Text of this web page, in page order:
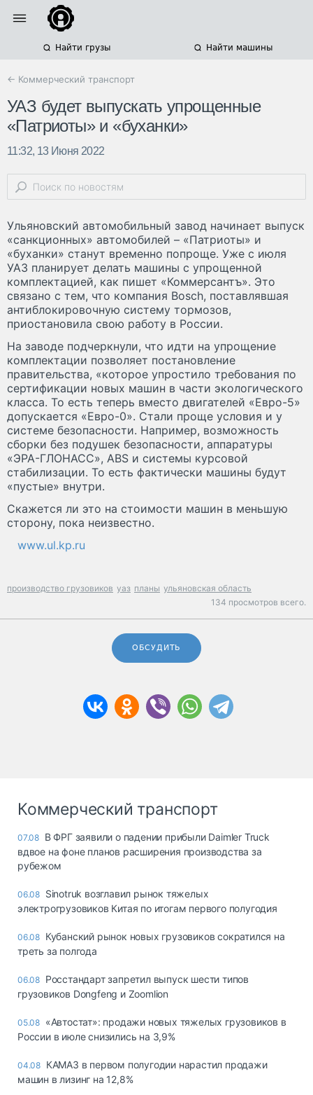
Найти грузы Найти машины
← Коммерческий транспорт
УАЗ будет выпускать упрощенные
«Патриоты» и «буханки»
11:32, 13 Июня 2022
Ульяновский автомобильный завод начинает выпуск
«санкционных» автомобилей – «Патриоты» и
«буханки» станут временно попроще. Уже с июля
УАЗ планирует делать машины с упрощенной
комплектацией, как пишет «Коммерсантъ». Это
связано с тем, что компания Bosch, поставлявшая
антиблокировочную систему тормозов,
приостановила свою работу в России.
На заводе подчеркнули, что идти на упрощение
комплектации позволяет постановление
правительства, «которое упростило требования по
сертификации новых машин в части экологического
класса. То есть теперь вместо двигателей «Евро-5»
допускается «Евро-0». Стали проще условия и у
системе безопасности. Например, возможность
сборки без подушек безопасности, аппаратуры
«ЭРА-ГЛОНАСС», ABS и системы курсовой
стабилизации. То есть фактически машины будут
«пустые» внутри.
Скажется ли это на стоимости машин в меньшую
сторону, пока неизвестно.
www.ul.kp.ru
производство грузовиков уаз планы ульяновская область
134 просмотров всего.
ОБСУДИТЬ
Коммерческий транспорт
07.08 В ФРГ заявили о падении прибыли Daimler Truck
вдвое на фоне планов расширения производства за
рубежом
06.08 Sinotruk возглавил рынок тяжелых
электрогрузовиков Китая по итогам первого полугодия
06.08 Кубанский рынок новых грузовиков сократился на
треть за полгода
06.08 Росстандарт запретил выпуск шести типов
грузовиков Dongfeng и Zoomlion
05.08 «Автостат»: продажи новых тяжелых грузовиков в
России в июле снизились на 3,9%
04.08 КАМАЗ в первом полугодии нарастил продажи
машин в лизинг на 12,8%